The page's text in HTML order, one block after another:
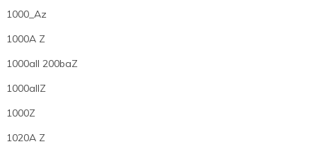
1000_Az
1000A Z
1000all 200baZ
1000allZ
1000Z
1020A Z